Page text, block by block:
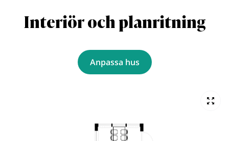
Interiör och planritning
Anpassa hus